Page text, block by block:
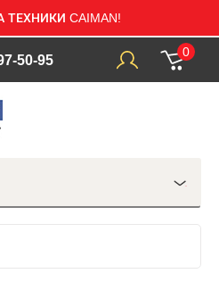
CAIMAN!
50-95
0